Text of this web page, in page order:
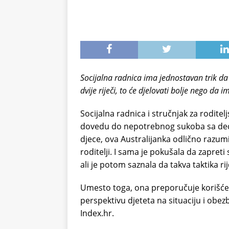
Socijalna radnica ima jednostavan trik
dvije riječi, to će djelovati bolje nego da
Socijalna radnica i stručnjak za
dovedu do nepotrebnog sukoba sa
djece, ova Australijanka odlično
roditelji. I sama je pokušala da
ali je potom saznala da takva taktika
Umesto toga, ona preporučuje
perspektivu djeteta na situaciju i
Index.hr.